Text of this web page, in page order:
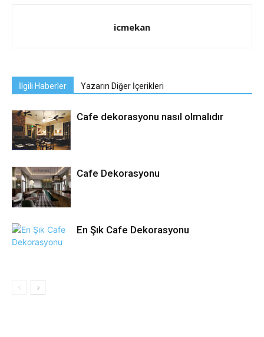
icmekan
İlgili Haberler Yazarın Diğer İçerikleri
Cafe dekorasyonu nasıl olmalıdır
Cafe Dekorasyonu
En Şık Cafe Dekorasyonu